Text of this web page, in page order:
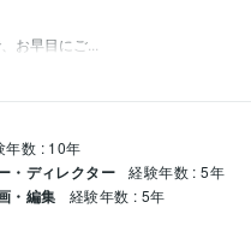
お早目にご...
年数 : 10年
・ディレクター 経験年数 : 5年
・編集 経験年数 : 5年